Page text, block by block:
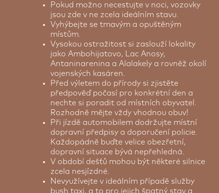
Pokud možno necestujte v noci, vozovky
jsou zde v ne zcela ideálním stavu.
Vyhýbejte se tmavým a opuštěným
místům.
Vysokou ostražitost si zaslouží lokality
jako Ambohijatovo, Lac Anosy,
Antaninarenina a Alalakely a rovněž okolí
vojenských kasáren.
Před výletem do přírody si zjistěte
předpověď počasí pro konkrétní den a
nechte si poradit od místních obyvatel.
Rozhodně mějte vždy vhodnou obuv!
Při jízdě automobilem dodržujte místní
dopravní předpisy a doporučení policie.
Každopádně buďte velice obezřetní,
dopravní situace bývá nepřehledná.
V období dešťů mohou být některé silnice
zcela nesjízdné.
Nevyužívejte v ideálním případě služby
bush taxi, a to pro jejich špatný stav a